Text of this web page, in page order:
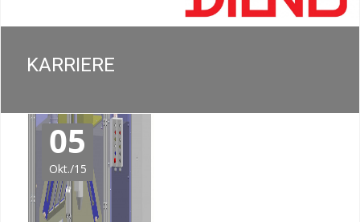
KARRIERE
05
Okt./15